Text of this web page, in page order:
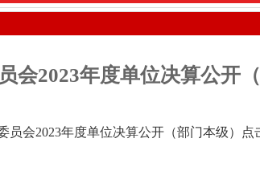
会2023年度单位决算公开
员会2023年度单位决算公开（部门本级）点